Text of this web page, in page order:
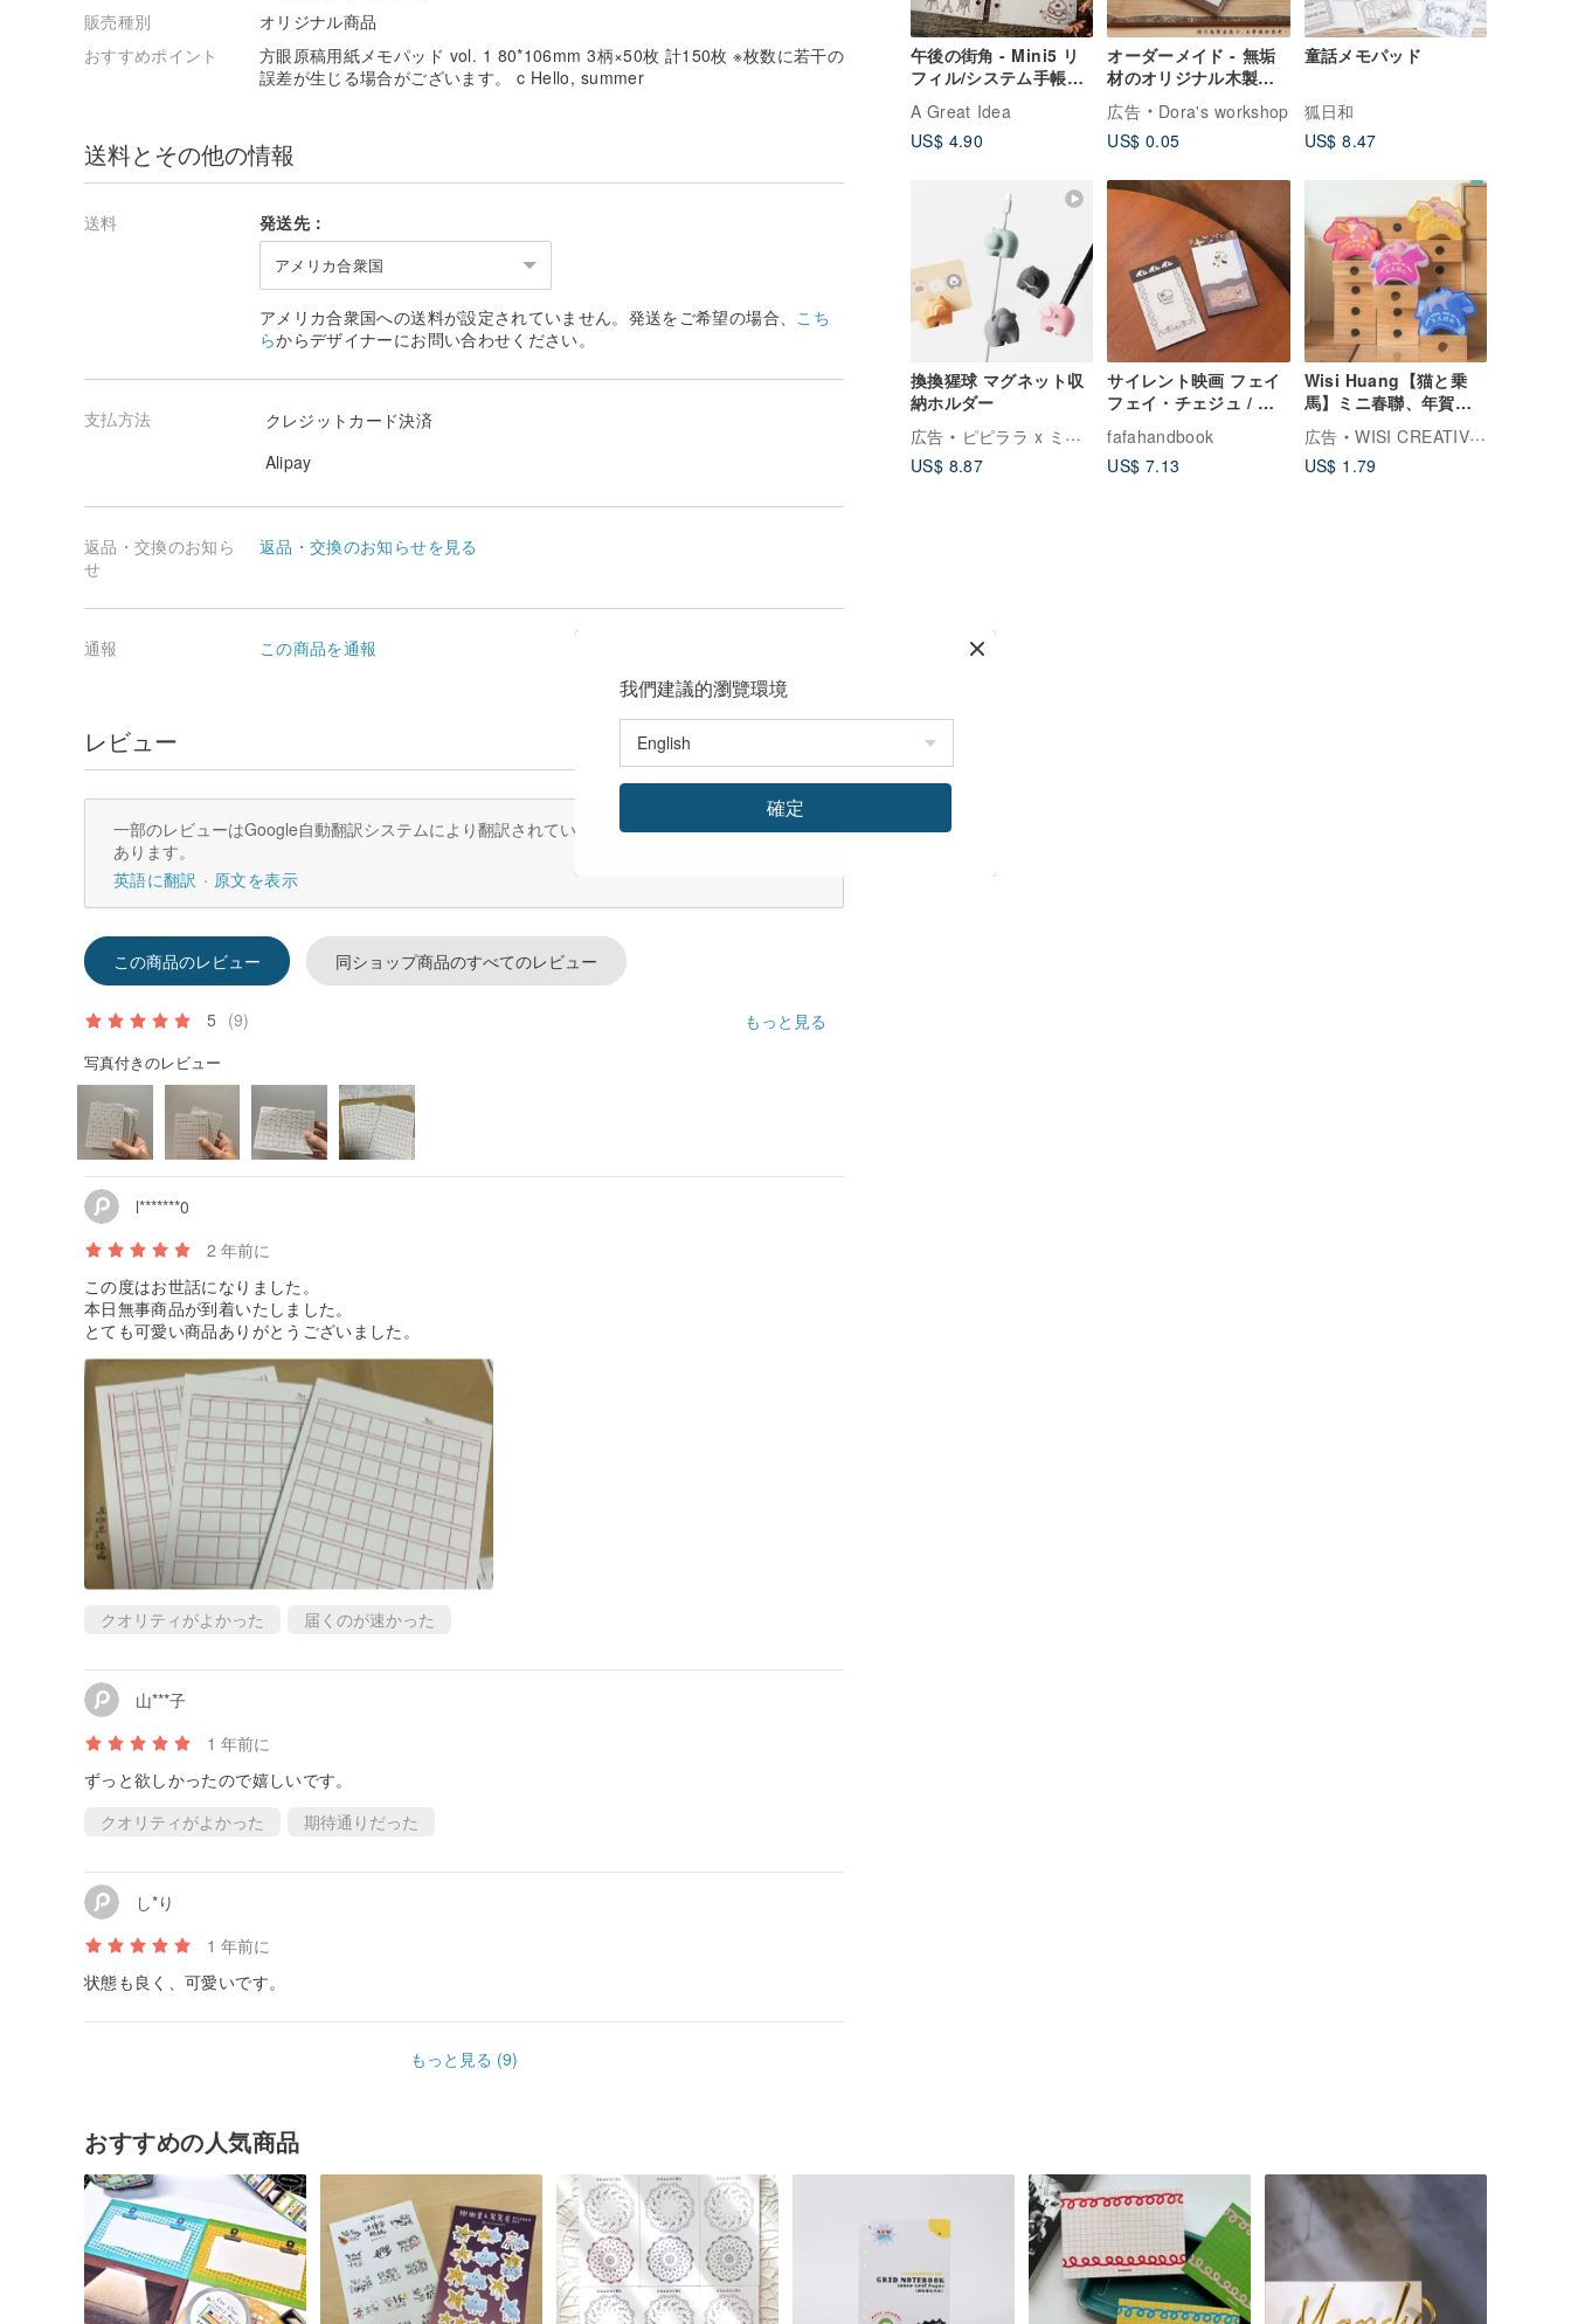
午後の街角 - Mini5 リ
フィル/システム手帳リ
フィル
A Great Idea
US$ 4.90
オーダーメイド - 無垢
材のオリジナル木製ペ
ン、名入れ可能
広告
Dora's workshop
US$ 0.05
童話メモパッド
狐日和
US$ 8.47
換換猩球 マグネット収
納ホルダー
広告
ピピララ x ミエロオ
US$ 8.87
サイレント映画 フェイ
フェイ・チェジュ / ス
テッカーメモブック
fafahandbook
US$ 7.13
Wisi Huang【猫と乗
馬】ミニ春聯、年賀状
／封筒付き - 4種展開
広告
WISI CREATIVE ウィシイ クリエイティブ
US$ 1.79
販売種別
オリジナル商品
おすすめポイント
方眼原稿用紙メモパッド vol. 1 80*106mm 3柄×50枚 計150枚 ※枚数に若干の
誤差が生じる場合がございます。 c Hello, summer
送料とその他の情報
送料 発送先：
アメリカ合衆国
アメリカ合衆国への送料が設定されていません。発送をご希望の場合、 こち
らからデザイナーにお問い合わせください。
支払方法
クレジットカード決済
Alipay
返品・交換のお知ら
せ
返品・交換のお知らせを見る
通報 この商品を通報
レビュー
一部のレビューはGoogle自動翻訳システムにより翻訳されているため、内容が不完全な場合が
あります。
英語に翻訳
原文を表示
この商品のレビュー 同ショップ商品のすべてのレビュー
5 (9) もっと見る
写真付きのレビュー
l*******0
2 年前に
この度はお世話になりました。
本日無事商品が到着いたしました。
とても可愛い商品ありがとうございました。
クオリティがよかった 届くのが速かった
山***子
1 年前に
ずっと欲しかったので嬉しいです。
クオリティがよかった
期待通りだった
し*り
1 年前に
状態も良く、可愛いです。
もっと見る (9)
おすすめの人気商品
我們建議的瀏覽環境
確定